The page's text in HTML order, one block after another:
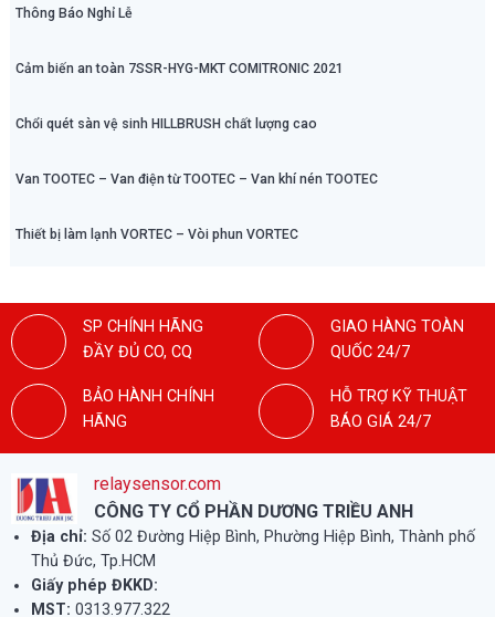
Thông Báo Nghỉ Lễ
Cảm biến an toàn 7SSR-HYG-MKT COMITRONIC 2021
Chổi quét sàn vệ sinh HILLBRUSH chất lượng cao
Van TOOTEC – Van điện từ TOOTEC – Van khí nén TOOTEC
Thiết bị làm lạnh VORTEC – Vòi phun VORTEC
SP CHÍNH HÃNG
ĐẦY ĐỦ CO, CQ
GIAO HÀNG TOÀN
QUỐC 24/7
BẢO HÀNH CHÍNH
HÃNG
HỖ TRỢ KỸ THUẬT
BÁO GIÁ 24/7
relaysensor.com
CÔNG TY CỔ PHẦN DƯƠNG TRIỀU ANH
Địa chỉ: Số 02 Đường Hiệp Bình, Phường Hiệp Bình, Thành phố
Thủ Đức, Tp.HCM
Giấy phép ĐKKD:
MST: 0313.977.322